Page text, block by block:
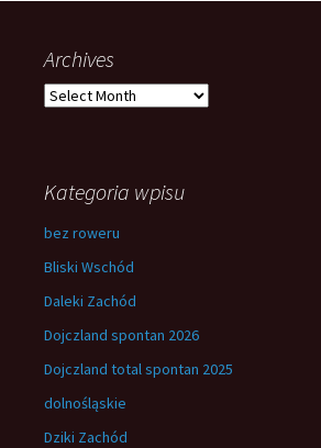
Archives
Archives
Kategoria wpisu
bez roweru
Bliski Wschód
Daleki Zachód
Dojczland spontan 2026
Dojczland total spontan 2025
dolnośląskie
Dziki Zachód